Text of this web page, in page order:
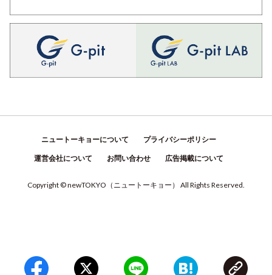
ニュートーキョーについて プライバシーポリシー
運営会社について お問い合わせ 広告掲載について
Copyright © newTOKYO （ ニュートーキョー ） All Rights Reserved.